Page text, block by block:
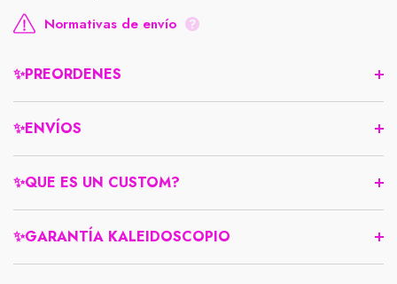
Normativas de envío
✨PREORDENES
✨ENVÍOS
✨QUE ES UN CUSTOM?
✨GARANTÍA KALEIDOSCOPIO